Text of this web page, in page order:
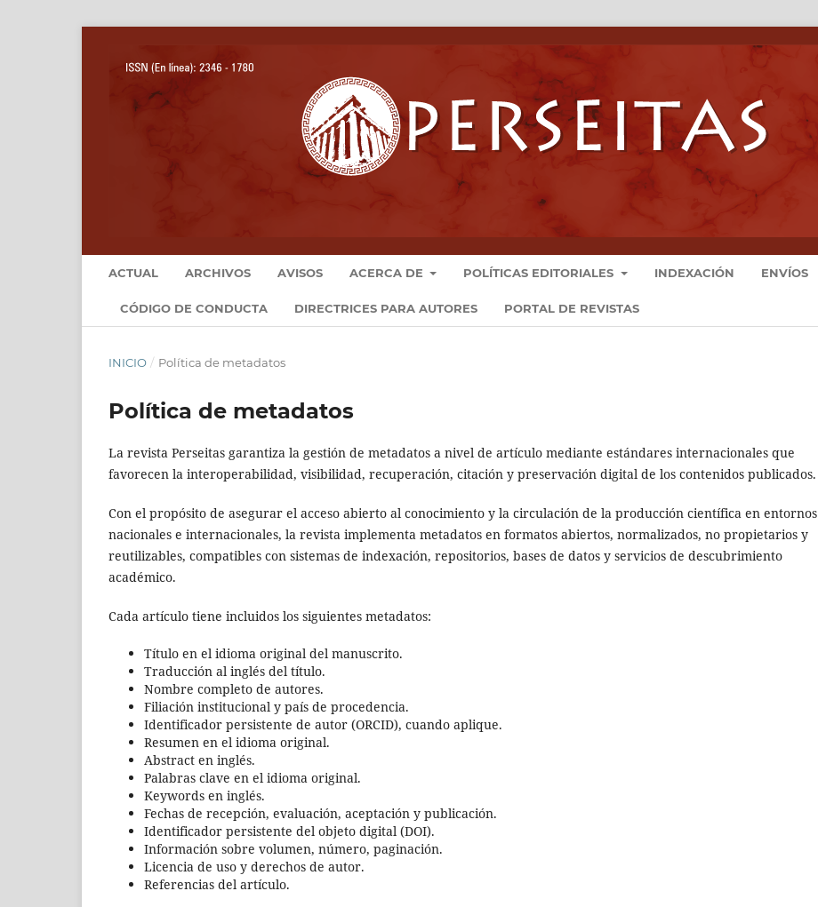
ACTUAL ARCHIVOS AVISOS ACERCA DE POLÍTICAS EDITORIALES INDEXACIÓN ENVÍOS
CÓDIGO DE CONDUCTA DIRECTRICES PARA AUTORES PORTAL DE REVISTAS
INICIO / Política de metadatos
Política de metadatos
La revista Perseitas garantiza la gestión de metadatos a nivel de artículo mediante estándares internacionales que
favorecen la interoperabilidad, visibilidad, recuperación, citación y preservación digital de los contenidos publicados.
Con el propósito de asegurar el acceso abierto al conocimiento y la circulación de la producción científica en entornos
nacionales e internacionales, la revista implementa metadatos en formatos abiertos, normalizados, no propietarios y
reutilizables, compatibles con sistemas de indexación, repositorios, bases de datos y servicios de descubrimiento
académico.
Cada artículo tiene incluidos los siguientes metadatos:
Título en el idioma original del manuscrito.
Traducción al inglés del título.
Nombre completo de autores.
Filiación institucional y país de procedencia.
Identificador persistente de autor (ORCID), cuando aplique.
Resumen en el idioma original.
Abstract en inglés.
Palabras clave en el idioma original.
Keywords en inglés.
Fechas de recepción, evaluación, aceptación y publicación.
Identificador persistente del objeto digital (DOI).
Información sobre volumen, número, paginación.
Licencia de uso y derechos de autor.
Referencias del artículo.